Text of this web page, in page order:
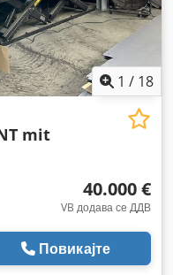
1 / 18
mit
40.000 €
VB додава се ДДВ
Повикајте